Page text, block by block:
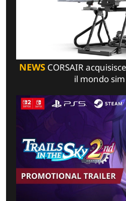
NEWSCORSAIR
il mondo